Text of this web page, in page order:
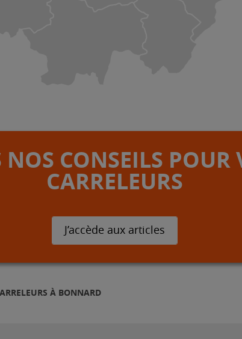
NOS CONSEILS POUR
CARRELEURS
J’accède aux articles
À BONNARD